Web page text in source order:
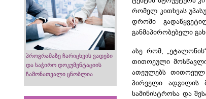
პროგრამაზე ჩარიცხვის ვადები
და საჭირო დოკუმენტაციის
ჩამონათვალი ცნობლია
რომელ კითხვას
დროში
განმაპირობებელი
ასე რომ,
თითოეული
ათეულებს თითოეულ
პირველი ადგილის
სამინისტროსა და